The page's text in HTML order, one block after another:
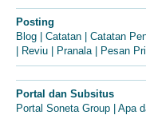
Posting
Blog | Catatan | Catatan
| Reviu | Pranala | Pesan
Portal dan Subsitus
Portal Soneta Group | Apa